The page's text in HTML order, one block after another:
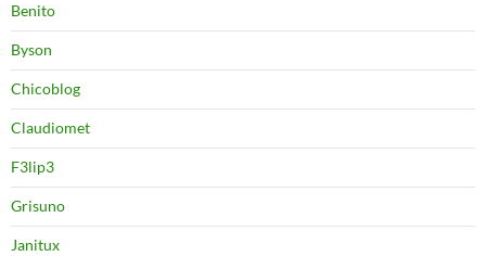
Benito
Byson
Chicoblog
Claudiomet
F3lip3
Grisuno
Janitux